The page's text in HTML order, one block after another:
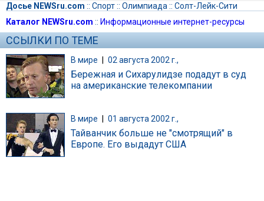
Досье NEWSru.com :: Спорт:: Олимпиада :: Солт-Лейк-Сити
Каталог NEWSru.com :: Информационные интернет-ресурсы
ССЫЛКИ ПО ТЕМЕ
В мире | 02 августа 2002 г.,
Бережная и Сихарулидзе подадут в суд
на американские телекомпании
В мире 01 августа 2002 г.,
Тайванчик больше не "смотрящий" в
Европе. Его выдадут США